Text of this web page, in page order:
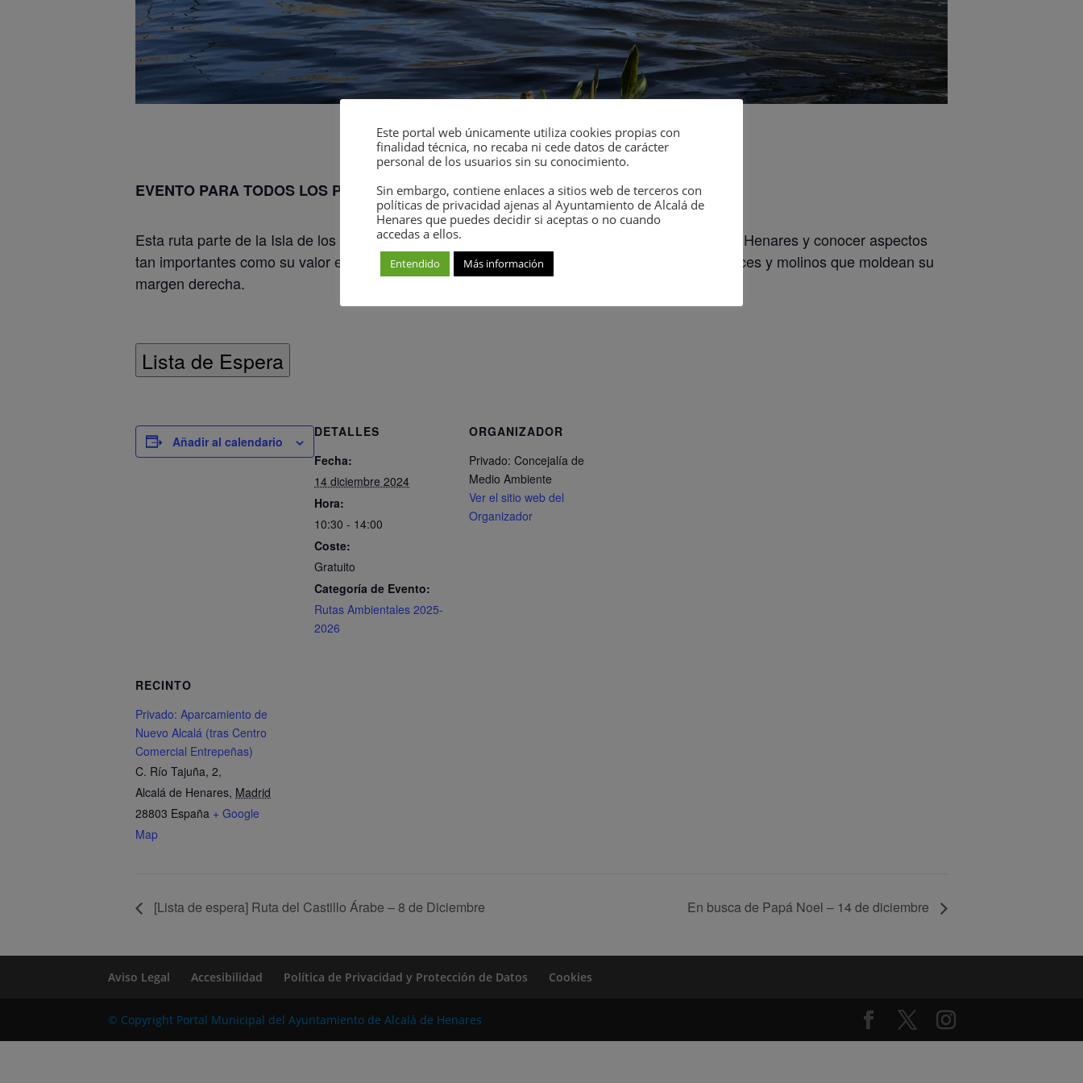
EVENTO PARA TODOS LOS PÚBLICOS
Esta ruta parte de la Isla de los García recorriendo también la del Colegio para remontar el río Henares y conocer aspectos
tan importantes como su valor ecológico y la relación del río con el territorio a través de los caces y molinos que moldean su
margen derecha.
Lista de Espera
Añadir al calendario
DETALLES
Fecha:
14 diciembre 2024
Hora:
10:30 - 14:00
Coste:
Gratuito
Categoría de Evento:
Rutas Ambientales 2025-
2026
ORGANIZADOR
Privado: Concejalía de
Medio Ambiente
Ver el sitio web del
Organizador
RECINTO
Privado: Aparcamiento de
Nuevo Alcalá (tras Centro
Comercial Entrepeñas)
C. Río Tajuña, 2,
Alcalá de Henares, Madrid
28803 España + Google
Map
[Lista de espera] Ruta del Castillo Árabe – 8 de Diciembre En busca de Papá Noel – 14 de diciembre
Aviso Legal Accesibilidad Política de Privacidad y Protección de Datos Cookies
© Copyright Portal Municipal del Ayuntamiento de Alcalá de Henares
Este portal web únicamente utiliza cookies propias con
finalidad técnica, no recaba ni cede datos de carácter
personal de los usuarios sin su conocimiento.
Sin embargo, contiene enlaces a sitios web de terceros con
políticas de privacidad ajenas al Ayuntamiento de Alcalá de
Henares que puedes decidir si aceptas o no cuando
accedas a ellos.
Entendido Más información